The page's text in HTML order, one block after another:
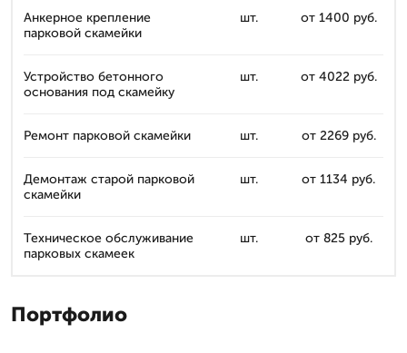
Анкерное крепление
парковой скамейки
шт. от 1400 руб.
Устройство бетонного
основания под скамейку
шт. от 4022 руб.
Ремонт парковой скамейки шт. от 2269 руб.
Демонтаж старой парковой
скамейки
шт. от 1134 руб.
Техническое обслуживание
парковых скамеек
шт. от 825 руб.
Портфолио